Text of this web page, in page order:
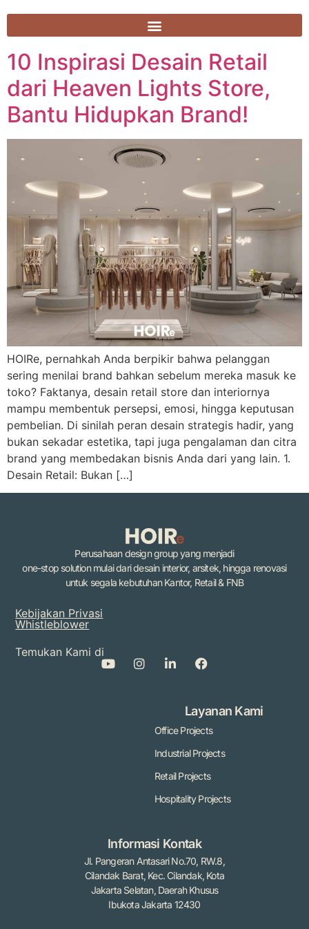
10 Inspirasi Desain Retail
dari Heaven Lights Store,
Bantu Hidupkan Brand!
HOIRe, pernahkah Anda berpikir bahwa pelanggan
sering menilai brand bahkan sebelum mereka masuk ke
toko? Faktanya, desain retail store dan interiornya
mampu membentuk persepsi, emosi, hingga keputusan
pembelian. Di sinilah peran desain strategis hadir, yang
bukan sekadar estetika, tapi juga pengalaman dan citra
brand yang membedakan bisnis Anda dari yang lain. 1.
Desain Retail: Bukan […]
Perusahaan design group yang menjadi
one-stop solution mulai dari desain interior, arsitek, hingga renovasi
untuk segala kebutuhan Kantor, Retail & FNB
Kebijakan Privasi
Whistleblower
Temukan Kami di
Layanan Kami
Office Projects
Industrial Projects
Retail Projects
Hospitality Projects
Informasi Kontak
Jl. Pangeran Antasari No.70, RW.8,
Cilandak Barat, Kec. Cilandak, Kota
Jakarta Selatan, Daerah Khusus
Ibukota Jakarta 12430